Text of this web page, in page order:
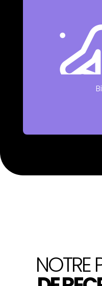
Des graines
chaque semaine,
minutes
NOTRE